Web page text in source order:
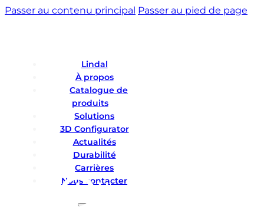
Passer au contenu principal Passer au pied de page
Lindal
À propos
Catalogue de
produits
Solutions
3D Configurator
Actualités
Durabilité
Carrières
Nous contacter